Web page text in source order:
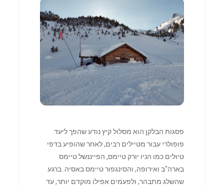
פסגות הבלקן הוא מסלול קיץ נודע שהפך ליעד
פופולרי עבור מטיילים רבים, לאחר שהופיע בדפי
טיולים כמו הניו יורק טיימס, הפייננשל טיימס
בארה"ב ואירופה, והסינגפור טיימס באסיה. ברגע
שהשלג מתבהר, ולפעמים אפילו מוקדם יותר, עד